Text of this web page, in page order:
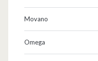
Movano
Omega